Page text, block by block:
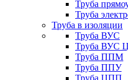
Труба
Труба
Труба в изоляции
Труба ВУС
Труба ВУС
Труба ППМ
Труба ППУ
Труба ЦПП